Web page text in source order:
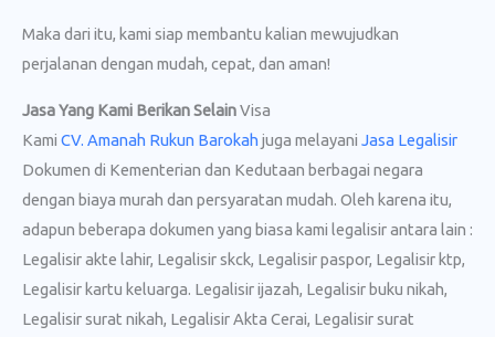
Maka dari itu, kami siap membantu kalian mewujudkan
perjalanan dengan mudah, cepat, dan aman!
Jasa Yang Kami Berikan SelainVisa
Kami CV. Amanah Rukun Barokah juga melayani Jasa Legalisir
Dokumen di Kementerian dan Kedutaan berbagai negara
dengan biaya murah dan persyaratan mudah. Oleh karena itu,
adapun beberapa dokumen yang biasa kami legalisir antara lain :
Legalisir akte lahir, Legalisir skck, Legalisir paspor, Legalisir ktp,
Legalisir kartu keluarga. Legalisir ijazah, Legalisir buku nikah,
Legalisir surat nikah, Legalisir Akta Cerai, Legalisir surat